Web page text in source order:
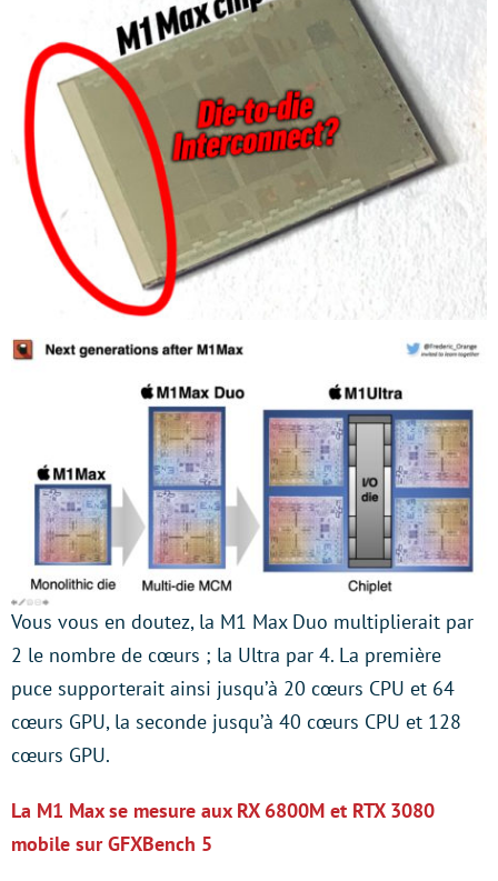
Vous vous en doutez, la M1 Max Duo multiplierait par
2 le nombre de cœurs ; la Ultra par 4. La première
puce supporterait ainsi jusqu’à 20 cœurs CPU et 64
cœurs GPU, la seconde jusqu’à 40 cœurs CPU et 128
cœurs GPU.
La M1 Max se mesure aux RX 6800M et RTX 3080
mobile sur GFXBench 5